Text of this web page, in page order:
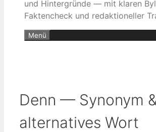
und Hintergründe — mit klaren
Faktencheck und redaktioneller
Menü
Denn — Synonym &
alternatives Wort